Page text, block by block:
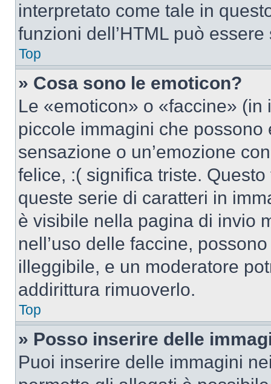
interpretato come tale in
funzioni dell’HTML può
Top
» Cosa sono le emoticon?
Le «emoticon» o «faccine»
piccole immagini che
sensazione o un’emozione
felice, :( significa triste.
queste serie di caratteri in
è visibile nella pagina di invio
nell’uso delle faccine,
illeggibile, e un moderatore
addirittura rimuoverlo.
Top
» Posso inserire delle
Puoi inserire delle immagini